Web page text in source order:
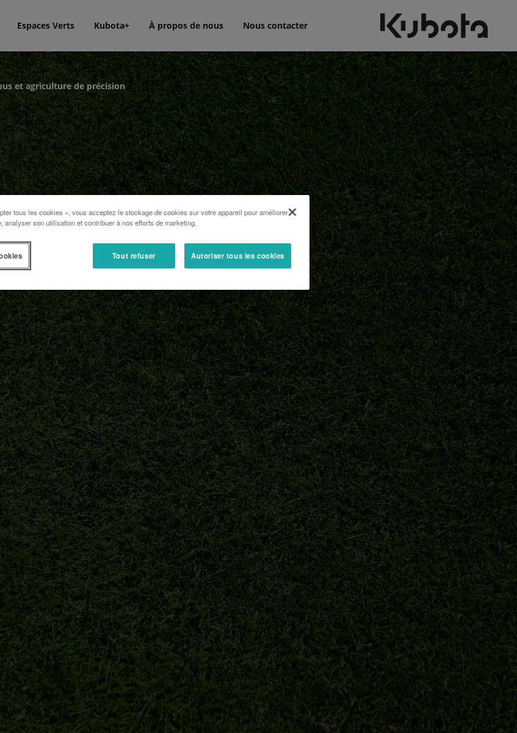
Espaces Verts Kubota+ À propos de nous Nous contacter
et agriculture de précision
tous les cookies », vous acceptez le stockage de cookies sur votre appareil pour améliorer
analyser son utilisation et contribuer à nos efforts de marketing.
Tout refuser Autoriser tous les cookies